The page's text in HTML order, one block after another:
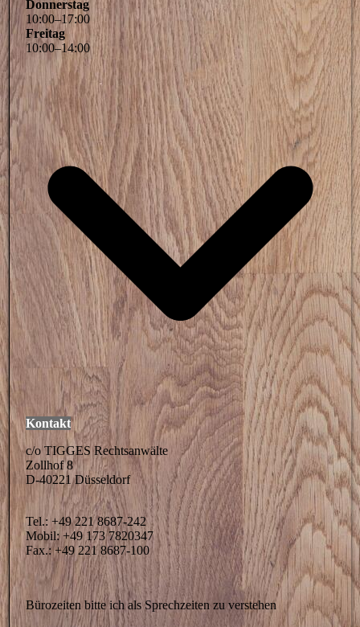
Donnerstag
10:00–17:00
Freitag
10:00–14:00
Kontakt
c/o TIGGES Rechtsanwälte
Zollhof 8
D-40221 Düsseldorf
Tel.: +49 221 8687-242
Mobil: +49 173 7820347
Fax.: +49 221 8687-100
Bürozeiten bitte ich als Sprechzeiten zu verstehen